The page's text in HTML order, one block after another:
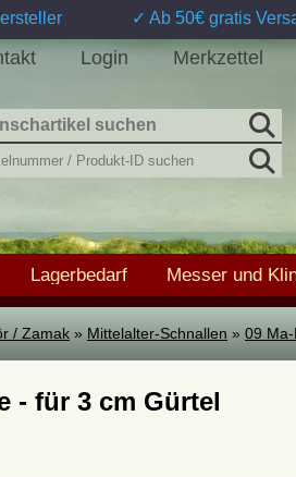
✓ Ab 50€ gratis
Login Merkzettel
Lagerbedarf Messer und
/ Zamak » Mittelalter-Schnallen » 09
- für 3 cm Gürtel